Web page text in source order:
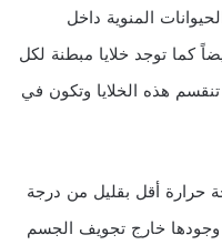
المنوية داخل
كما توجد خلايا مبطنة لكل
تنقسم هذه الخلايا وتكون في
أقل بقليل من درجة
خارج تجويف الجسم